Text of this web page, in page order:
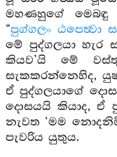
මහණහුගේ මෙබඳු
“පුග්ගලං ඨපෙත්‍වා
මේ පුද්ගලයා හැර
කියව’යි මේ
සැකකරන්නෙහිද,
ඒ පුද්ගලයාගේ
දොසයයි කියාද, ඒ
නැවත ‘මම
පැවරිය යුතුය.